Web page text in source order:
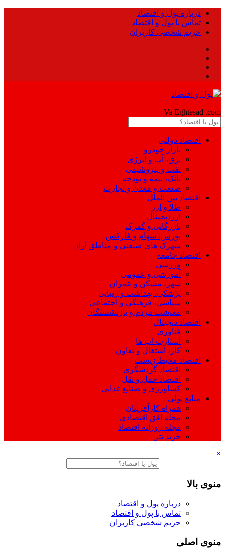
درباره پول و اقتصاد
تماس با پول و اقتصاد
حریم شخصی کاربران
Va Eghtesad .com
اقتصاد دولتی
بازار خودرو
برق، آب و انرژی
نفت و پتروشیمی
بانک، بیمه و بودجه
صنعت و معدن و تجارت
اقتصاد بین الملل
طلا و ارز
ارزدیجیتال
بازرگانی و گمرک
بورس، سهام و فارکس
شهرک های صنعتی و مناطق آزاد
اقتصاد جامعه
ورزشی
آموزشی و عمومی
شهر، مسکن و عمران
پزشکی، بهداشت و زیبایی
سیاسی، فرهنگی و اجتماعی
معیشت مردم و بازنشستگان
اقتصاد دیجیتال
فناوری
استارت اپ ها
کار، اشتغال و تعاون
اقتصاد محیط زیست
اقتصاد گردشگری
اقتصاد حمل و نقل
کشاورزی و صنایع غذایی
منابع پولی
همراه کارآفرینان
مجله افق اقتصادی
مجله روزانه اقتصاد
خرید تتر
×
منوی بالا
درباره پول و اقتصاد
تماس با پول و اقتصاد
حریم شخصی کاربران
منوی اصلی